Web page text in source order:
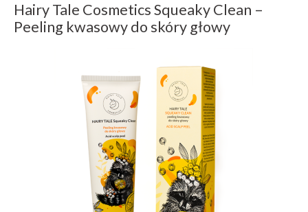
Hairy Tale Cosmetics Squeaky Clean –
Peeling kwasowy do skóry głowy